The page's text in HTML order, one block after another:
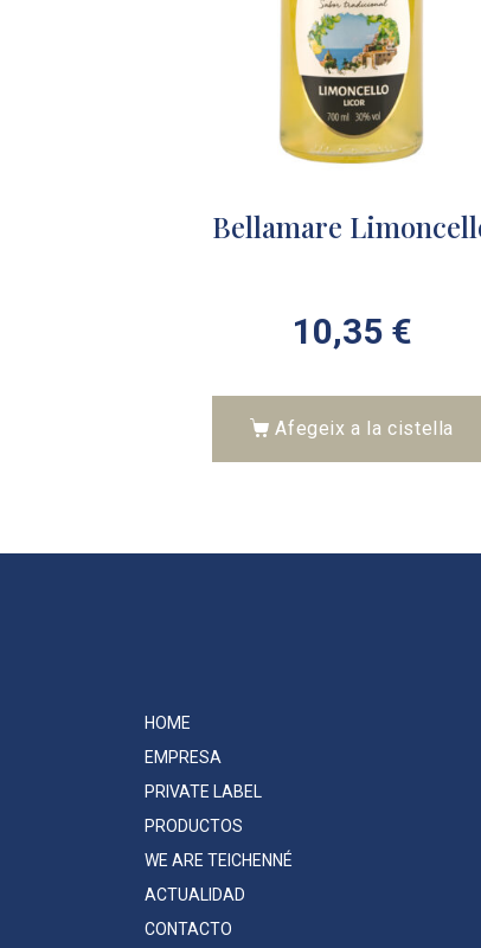
Bellamare
10,35 €
Afegeix a la cistella
HOME
EMPRESA
PRIVATE LABEL
PRODUCTOS
WE ARE TEICHENNÉ
ACTUALIDAD
CONTACTO